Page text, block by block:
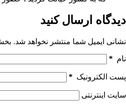
دیدگاه ارسال کنید
نشانی ایمیل شما منتشر نخواهد شد.
نام *
پست الکترونیک *
سایت اینترنتی